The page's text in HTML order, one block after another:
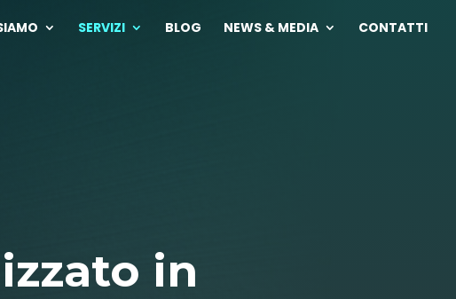
SERVIZI BLOG NEWS & MEDIA CONTATTI
in